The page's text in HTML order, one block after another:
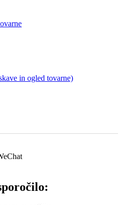
in ogled tovarne)